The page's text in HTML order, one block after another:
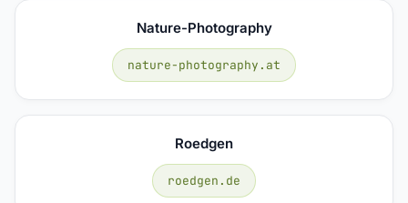
Nature-Photography
nature-photography.at
Roedgen
roedgen.de